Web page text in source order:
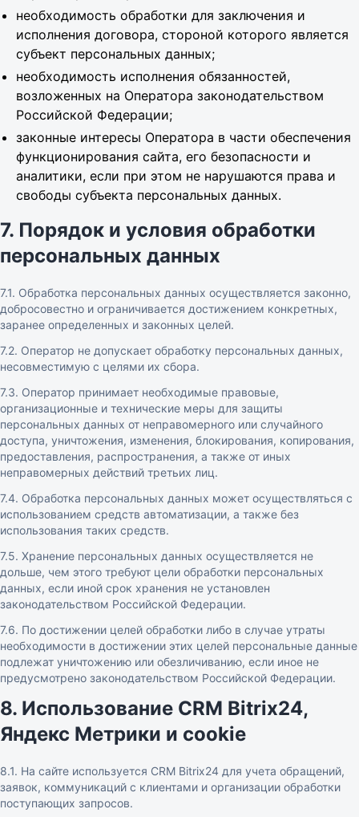
необходимость обработки для заключения и
исполнения договора, стороной которого является
субъект персональных данных;
необходимость исполнения обязанностей,
возложенных на Оператора законодательством
Российской Федерации;
законные интересы Оператора в части обеспечения
функционирования сайта, его безопасности и
аналитики, если при этом не нарушаются права и
свободы субъекта персональных данных.
7. Порядок и условия обработки
персональных данных
7.1. Обработка персональных данных осуществляется законно,
добросовестно и ограничивается достижением конкретных,
заранее определенных и законных целей.
7.2. Оператор не допускает обработку персональных данных,
несовместимую с целями их сбора.
7.3. Оператор принимает необходимые правовые,
организационные и технические меры для защиты
персональных данных от неправомерного или случайного
доступа, уничтожения, изменения, блокирования, копирования,
предоставления, распространения, а также от иных
неправомерных действий третьих лиц.
7.4. Обработка персональных данных может осуществляться с
использованием средств автоматизации, а также без
использования таких средств.
7.5. Хранение персональных данных осуществляется не
дольше, чем этого требуют цели обработки персональных
данных, если иной срок хранения не установлен
законодательством Российской Федерации.
7.6. По достижении целей обработки либо в случае утраты
необходимости в достижении этих целей персональные данные
подлежат уничтожению или обезличиванию, если иное не
предусмотрено законодательством Российской Федерации.
8. Использование CRM Bitrix24,
Яндекс Метрики и cookie
8.1. На сайте используется CRM Bitrix24 для учета обращений,
заявок, коммуникаций с клиентами и организации обработки
поступающих запросов.